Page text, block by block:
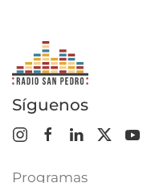
Síguenos
Programas